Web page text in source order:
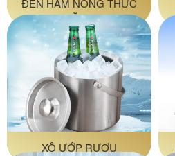
ĐÈN HÂM NÓNG THỨC
ĂN
XÔ ƯỚP RƯỢU